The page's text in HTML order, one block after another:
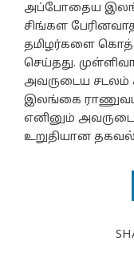
அப்போதைய
சிங்கள
தமிழர்களை
செய்தது.
அவருடைய சடலம்
இலங்கை ராணுவம்
எனினும்
உறுதியான